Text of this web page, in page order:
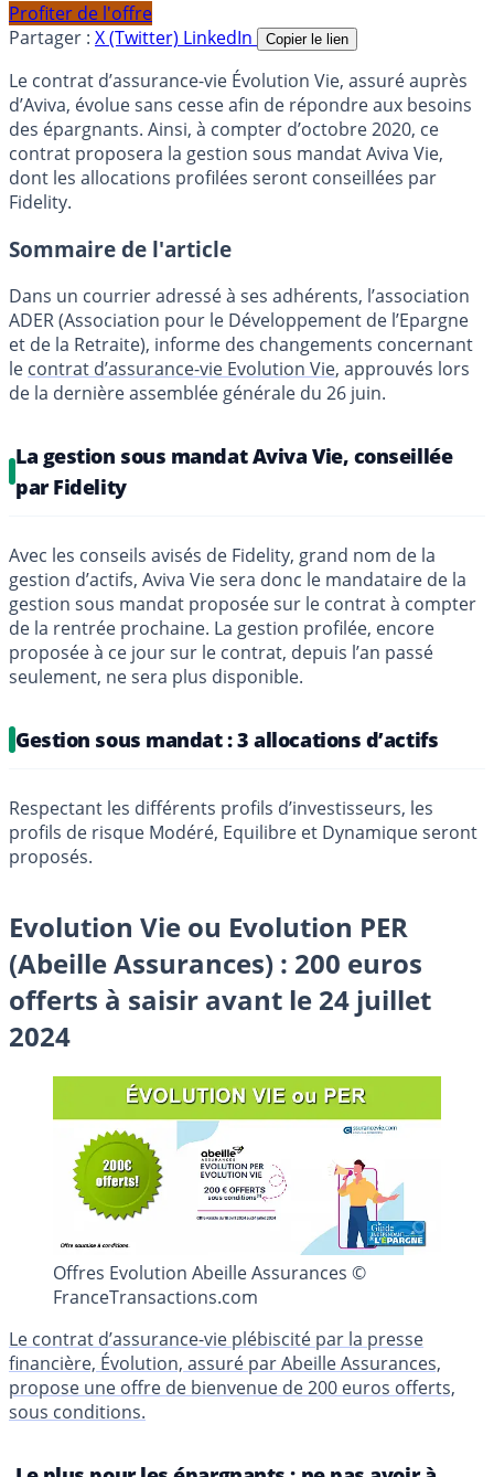
Profiter de l'offre
Partager : X (Twitter) LinkedIn Copier le lien
Le contrat d’assurance-vie Évolution Vie, assuré auprès
d’Aviva, évolue sans cesse afin de répondre aux besoins
des épargnants. Ainsi, à compter d’octobre 2020, ce
contrat proposera la gestion sous mandat Aviva Vie,
dont les allocations profilées seront conseillées par
Fidelity.
Sommaire de l'article
Dans un courrier adressé à ses adhérents, l’association
ADER (Association pour le Développement de l’Epargne
et de la Retraite), informe des changements concernant
le contrat d’assurance-vie Evolution Vie, approuvés lors
de la dernière assemblée générale du 26 juin.
La gestion sous mandat Aviva Vie, conseillée
par Fidelity
Avec les conseils avisés de Fidelity, grand nom de la
gestion d’actifs, Aviva Vie sera donc le mandataire de la
gestion sous mandat proposée sur le contrat à compter
de la rentrée prochaine. La gestion profilée, encore
proposée à ce jour sur le contrat, depuis l’an passé
seulement, ne sera plus disponible.
Gestion sous mandat : 3 allocations d’actifs
Respectant les différents profils d’investisseurs, les
profils de risque Modéré, Equilibre et Dynamique seront
proposés.
Evolution Vie ou Evolution PER
(Abeille Assurances) : 200 euros
offerts à saisir avant le 24 juillet
2024
Offres Evolution Abeille Assurances ©
FranceTransactions.com
Le contrat d’assurance-vie plébiscité par la presse
financière, Évolution, assuré par Abeille Assurances,
propose une offre de bienvenue de 200 euros offerts,
sous conditions.